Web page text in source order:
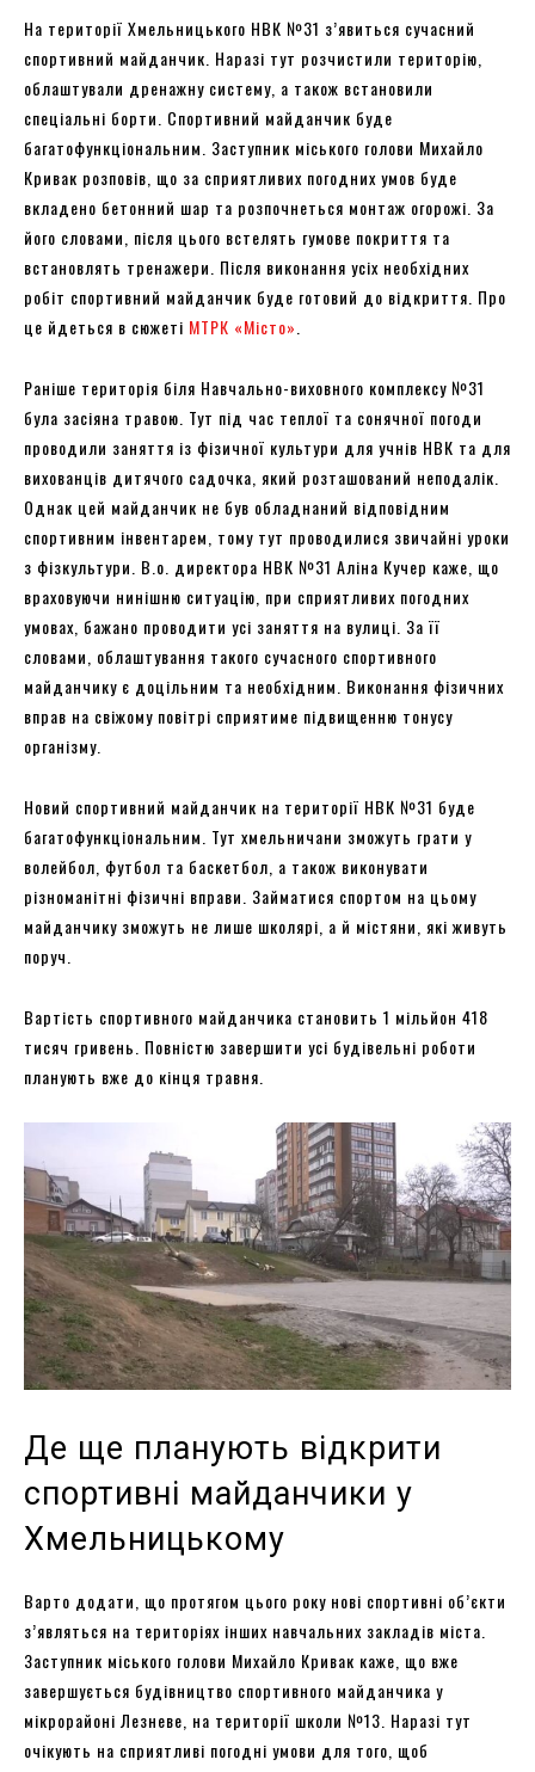
На території Хмельницького НВК №31 з’явиться сучасний
спортивний майданчик. Наразі тут розчистили територію,
облаштували дренажну систему, а також встановили
спеціальні борти. Спортивний майданчик буде
багатофункціональним. Заступник міського голови Михайло
Кривак розповів, що за сприятливих погодних умов буде
вкладено бетонний шар та розпочнеться монтаж огорожі. За
його словами, після цього встелять гумове покриття та
встановлять тренажери. Після виконання усіх необхідних
робіт спортивний майданчик буде готовий до відкриття. Про
це йдеться в сюжеті МТРК «Місто»
Раніше територія біля Навчально-виховного комплексу №31
була засіяна травою. Тут під час теплої та сонячної погоди
проводили заняття із фізичної культури для учнів НВК та для
вихованців дитячого садочка, який розташований неподалік.
Однак цей майданчик не був обладнаний відповідним
спортивним інвентарем, тому тут проводилися звичайні уроки
з фізкультури. В.о. директора НВК №31 Аліна Кучер каже, що
враховуючи нинішню ситуацію, при сприятливих погодних
умовах, бажано проводити усі заняття на вулиці. За її
словами, облаштування такого сучасного спортивного
майданчику є доцільним та необхідним. Виконання фізичних
вправ на свіжому повітрі сприятиме підвищенню тонусу
організму.
Новий спортивний майданчик на території НВК №31 буде
багатофункціональним. Тут хмельничани зможуть грати у
волейбол, футбол та баскетбол, а також виконувати
різноманітні фізичні вправи. Займатися спортом на цьому
майданчику зможуть не лише школярі, а й містяни, які живуть
поруч.
Вартість спортивного майданчика становить 1 мільйон 418
тисяч гривень. Повністю завершити усі будівельні роботи
планують вже до кінця травня.
Де ще планують відкрити
спортивні майданчики у
Хмельницькому
Варто додати, що протягом цього року нові спортивні об’єкти
з’являться на територіях інших навчальних закладів міста.
Заступник міського голови Михайло Кривак каже, що вже
завершується будівництво спортивного майданчика у
мікрорайоні Лезневе, на території школи №13. Наразі тут
очікують на сприятливі погодні умови для того, щоб